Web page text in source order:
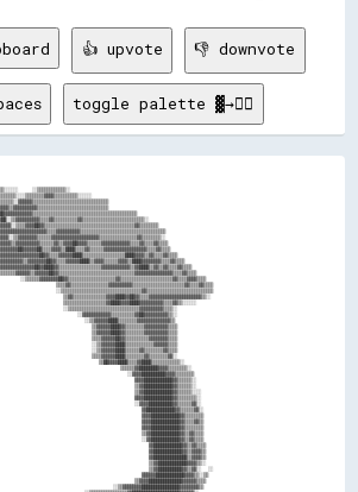
👍 upvote 👎 downvote
toggle palette ▓→✊🏽
░░▒▒▒▒▒▒▒▒▒▒▒▒░░
▒▒▒▒▓▓▒▒▒▒▒▒▒▒▒▒▒▒▒▒▒▒▓▓▓▓▓▓▓▓▓▓▒▒▒▒▒▒▒▒▒▒▒▒▒▒▒▒▒▒▒▒▒▒▓▓▒▒▒▒▓▓▒▒▒▒
░░▒▒▒▒▒▒▒▒▒▒▒▒▒▒▒▒▒▒▒▒▒▒▒▒▒▒▒▒▒▒▒▒▒▒▓▓▒▒▒▒▒▒▒▒▒▒▒▒▒▒▒▒▒▒▒▒▒▒▒▒▒▒▒▒
▒▒▓▓▒▒▒▒▒▒▒▒▒▒▒▒▒▒▓▓▓▓████▓▓██▓▓▒▒▒▒▓▓▓▓▓▓▓▓▓▓▓▓▓▓▓▓▓▓▓▓▓▓▒▒░░
▒▒▒▒▒▒▒▒▒▒▒▒▒▒▒▒▒▒▓▓████▓▓▓▓████▓▓▓▓▓▓▓▓▓▓▒▒▒▒▓▓▒▒░░░░░░
░░▒▒▒▒▒▒▒▒▒▒▒▒▒▒▒▒▒▒▒▒▒▒▒▒▒▒▒▒▒▒▓▓▓▓▓▓▓▓▓▓▒▒▒▒░░
░░▓▓▓▓▓▓▓▓▓▓▓▓▒▒▒▒▒▒▒▒▒▒▓▓██▓▓▓▓▓▓▓▓▓▓▒▒░░
░░▒▒▓▓▓▓▓▓████▒▒▒▒▒▒▒▒▓▓▓▓▓▓▓▓▓▓▓▓▓▓▒▒
▒▒▓▓▓▓▓▓████▓▓▒▒▒▒▒▒▒▒▓▓▓▓▓▓▓▓▓▓▒▒▒▒
▒▒▓▓▓▓▓▓████▓▓▒▒▒▒▒▒▒▒▓▓▓▓▓▓▓▓▓▓▒▒▒▒
▒▒▒▒▓▓▓▓▓▓██▓▓▒▒▒▒▒▒▒▒▒▒▓▓▓▓▓▓▓▓▒▒▒▒
░░▒▒▓▓▓▓▓▓████▒▒▒▒▒▒▒▒▒▒▒▒▓▓▓▓▓▓▒▒▒▒
░░▒▒▓▓▓▓▓▓████▒▒▒▒▒▒▓▓▒▒▒▒▒▒▒▒▓▓▒▒▒▒
▒▒▒▒▓▓▓▓▓▓████▒▒▒▒▒▒▒▒▓▓▒▒▒▒▒▒▒▒▓▓░░
▒▒██▓▓▓▓████▒▒▒▒▓▓████▒▒▒▒▒▒▒▒▒▒▒▒░░
▒▒▒▒▒▒▓▓████████▓▓▓▓▒▒▒▒▒▒▒▒░░
░░▓▓▓▓██████████▓▓▓▓▒▒▒▒▒▒▒▒
▓▓▓▓████████████▓▓▒▒▒▒▒▒░░
▒▒▓▓████████████▓▓▒▒▒▒▒▒░░
▒▒▓▓████████████▓▓▒▒▒▒▒▒░░░░
▓▓▓▓████████████▓▓▒▒▒▒▒▒▒▒░░
░░▓▓▓▓██████████▓▓▒▒▒▒▒▒▓▓░░
▓▓████████████▓▓▒▒▒▒▒▒▓▓░░
▓▓▓▓████████████▓▓▒▒▒▒▒▒▒▒
▓▓▓▓████████████▓▓▒▒▒▒▓▓▒▒
▓▓▓▓████████████▓▓▒▒▒▒▒▒▒▒
▒▒▓▓████████████▓▓▒▒▓▓▒▒▒▒
░░▓▓████████████▓▓▒▒▓▓▒▒▒▒
▓▓████████████▓▓▒▒▓▓▒▒▒▒
▓▓████████████▓▓▒▒▓▓▓▓▒▒
▓▓██████████████▒▒▓▓▓▓▒▒
▒▒▓▓████████████▓▓▓▓▒▒░░
▒▒▓▓██████████▓▓▒▒▓▓░░  ░░
▓▓▓▓▓▓████████████▓▓▓▓▒▒░░▒▒
▒▒▓▓▓▓██████████████▓▓▓▓▓▓▒▒▒▒
░░▒▒▓▓▓▓▓▓▓▓████████████████▓▓▓▓▓▓▓▓▒▒